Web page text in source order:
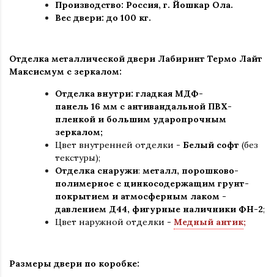
Производство: Россия, г. Йошкар Ола.
Вес двери: до 100 кг.
Отделка металлической двери Лабиринт Термо Лайт
Максисмум с зеркалом:
Отделка внутри: гладкая МДФ-
панель 16 мм с антивандальной ПВХ-
пленкой и большим ударопрочным
зеркалом;
Цвет внутренней отделки - Белый софт (без
текстуры);
Отделка снаружи: металл, порошково-
полимерное c цинкосодержащим грунт-
покрытием и атмосферным лаком -
давлением Д44, фигурные наличники ФН-2;
Цвет наружной отделки - Медный антик;
Размеры двери по коробке: